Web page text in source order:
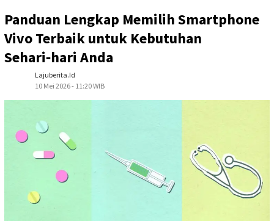
Panduan Lengkap Memilih Smartphone
Vivo Terbaik untuk Kebutuhan
Sehari‑hari Anda
Lajuberita.id
10 Mei 2026 - 11:20 WIB